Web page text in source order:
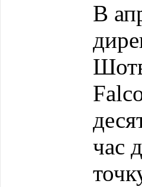
В
час